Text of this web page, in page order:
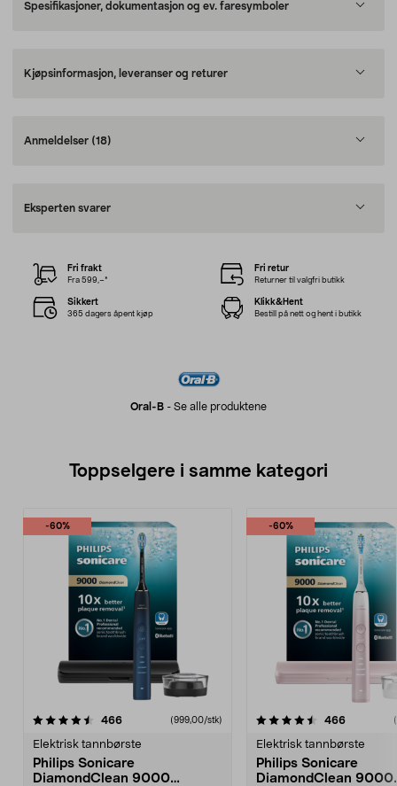
Spesifikasjoner, dokumentasjon og ev. faresymboler
Kjøpsinformasjon, leveranser og returer
Anmeldelser (18)
Eksperten svarer
Oral-B - Se alle produktene
Fri frakt
Fra 599,–*
Fri retur
Returner til valgfri butikk
Sikkert
365 dagers åpent kjøp
Klikk&Hent
Bestill på nett og hent i butikk
Toppselgere i samme kategori
-60%
466anmeldelser(999,00/stk)
Elektrisk tannbørste
Philips Sonicare
DiamondClean 9000
-60%
4.5 av 5 stjerner 466
Elektrisk tannbørste
Philips Sonicare
DiamondClean 9000
4.5 av 5 stjerner